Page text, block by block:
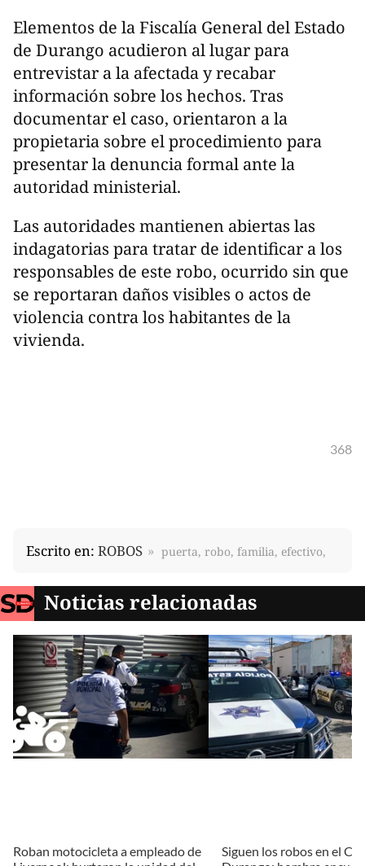
Elementos de la Fiscalía General del Estado
de Durango acudieron al lugar para
entrevistar a la afectada y recabar
información sobre los hechos. Tras
documentar el caso, orientaron a la
propietaria sobre el procedimiento para
presentar la denuncia formal ante la
autoridad ministerial.
Las autoridades mantienen abiertas las
indagatorias para tratar de identificar a los
responsables de este robo, ocurrido sin que
se reportaran daños visibles o actos de
violencia contra los habitantes de la
vivienda.
368
Escrito en: ROBOS puerta, robo, familia, efectivo,
Noticias relacionadas
Roban motocicleta a empleado de
Siguen los robos en el